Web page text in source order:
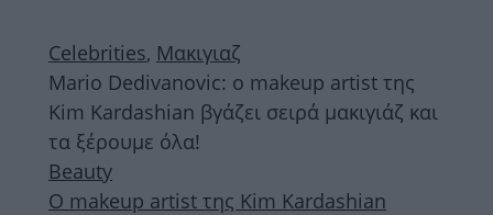
Celebrities, Μακιγιαζ
Mario Dedivanovic: ο makeup artist της
Kim Kardashian βγάζει σειρά μακιγιάζ και
τα ξέρουμε όλα!
Beauty
Ο makeup artist της Kim Kardashian